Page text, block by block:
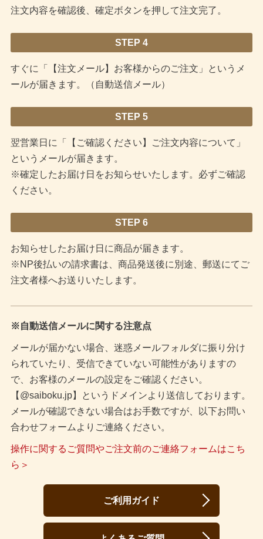
注文内容を確認後、確定ボタンを押して注文完了。
STEP 4
すぐに「【注文メール】お客様からのご注文」というメ
ールが届きます。（自動送信メール）
STEP 5
翌営業日に「【ご確認ください】ご注文内容について」
というメールが届きます。
※確定したお届け日をお知らせいたします。必ずご確認
ください。
STEP 6
お知らせしたお届け日に商品が届きます。
※NP後払いの請求書は、商品発送後に別途、郵送にてご
注文者様へお送りいたします。
※自動送信メールに関する注意点
メールが届かない場合、迷惑メールフォルダに振り分け
られていたり、受信できていない可能性がありますの
で、お客様のメールの設定をご確認ください。
【@saiboku.jp】というドメインより送信しております。
メールが確認できない場合はお手数ですが、以下お問い
合わせフォームよりご連絡ください。
操作に関するご質問やご注文前のご連絡フォームはこち
ら＞
ご利用ガイド